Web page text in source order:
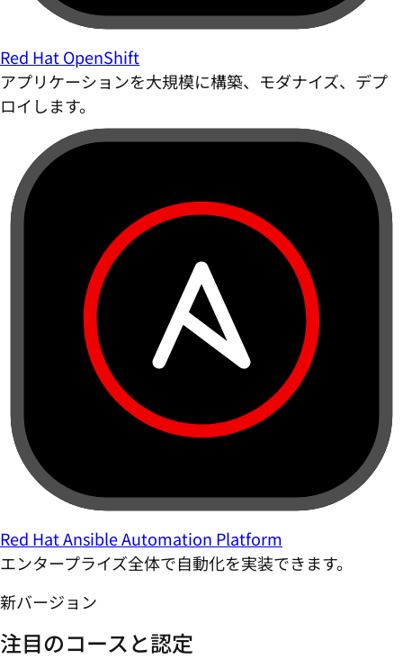
Red Hat OpenShift
アプリケーションを大規模に構築、モダナイズ、デプ
ロイします。
Red Hat Ansible Automation Platform
エンタープライズ全体で自動化を実装できます。
新バージョン
注目のコースと認定